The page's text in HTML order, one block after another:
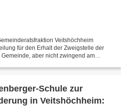
Veitshöchheim
für den Erhalt der Zweigstelle der
aber nicht zwingend am
Schule zur
in Veitshöchheim: